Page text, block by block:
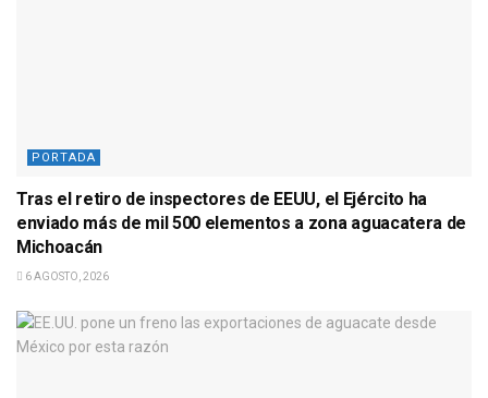
PORTADA
Tras el retiro de inspectores de EEUU, el Ejército ha
enviado más de mil 500 elementos a zona aguacatera de
Michoacán
6 AGOSTO, 2026